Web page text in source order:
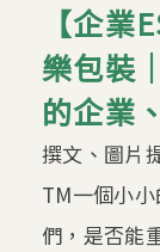
【企
樂包裝
的企業
撰文、圖片
TM一個小
們，是否能